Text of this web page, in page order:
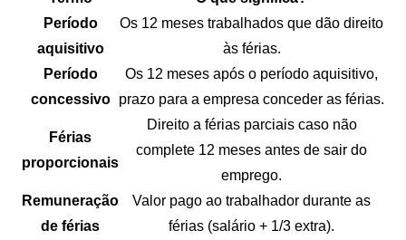
Período
aquisitivo
Os 12 meses trabalhados que dão direito
às férias.
Período
concessivo
Os 12 meses após o período aquisitivo,
prazo para a empresa conceder as férias.
Férias
proporcionais
Direito a férias parciais caso não
complete 12 meses antes de sair do
emprego.
Remuneração
de férias
Valor pago ao trabalhador durante as
férias (salário + 1/3 extra).